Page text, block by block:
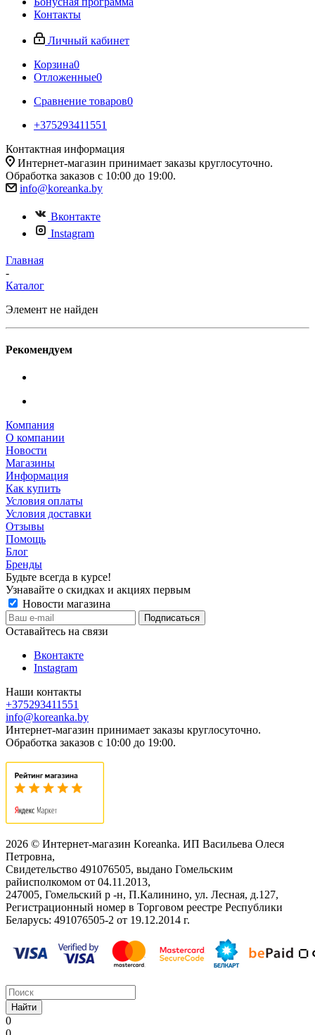
Контакты
Личный кабинет
Корзина0
Отложенные0
Сравнение товаров0
+375293411551
Контактная информация
Интернет-магазин принимает заказы круглосуточно.
Обработка заказов с 10:00 до 19:00.
info@koreanka.by
Вконтакте
Instagram
Главная
-
Каталог
Элемент не найден
Рекомендуем
Компания
О компании
Новости
Магазины
Информация
Как купить
Условия оплаты
Условия доставки
Отзывы
Помощь
Блог
Бренды
Будьте всегда в курсе!
Узнавайте о скидках и акциях первым
Новости магазина
Оставайтесь на связи
Вконтакте
Instagram
Наши контакты
+375293411551
info@koreanka.by
Интернет-магазин принимает заказы круглосуточно.
Обработка заказов с 10:00 до 19:00.
2026 © Интернет-магазин Koreanka. ИП Васильева Олеся
Петровна,
Свидетельство ‎491076505, выдано Гомельским
райисполкомом от 04.11.2013,
247005, Гомельский р -н, П.Калинино, ул. Лесная, д.127,
Регистрационный номер в Торговом реестре Республики
Беларусь: ‎491076505-2 от 19.12.2014 г.
Найти
0